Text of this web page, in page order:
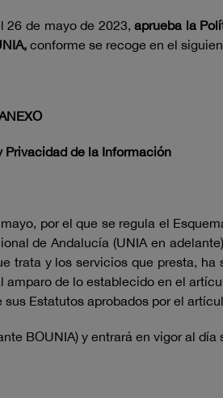
26 de mayo de 2023,aprueba la
conforme se recoge en el
Privacidad de la Información
por el que se regula el
de Andalucía (UNIA en
trata y los servicios que presta,
de lo establecido en el
Estatutos aprobados por el
BOUNIA) y entrará en vigor al día